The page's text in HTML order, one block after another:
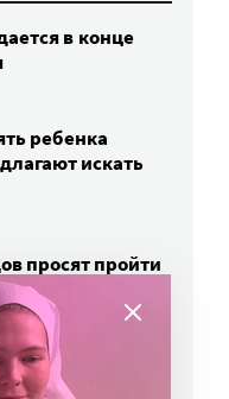
в конце
ребенка
искать
просят пройти
препаратов